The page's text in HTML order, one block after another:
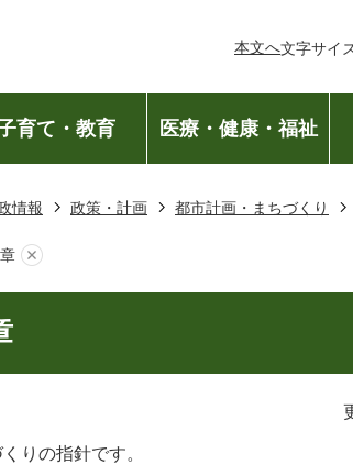
本文へ文字サイ
育て・教育 医療・健康・福祉
情報 政策・計画 都市計画・まちづくり
りの指針です。